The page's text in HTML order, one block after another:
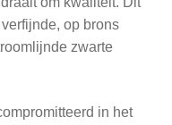
op brons
zwarte
in het